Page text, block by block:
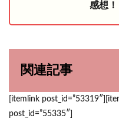
感想！
関連記事
[itemlink
post_id=”55335″]